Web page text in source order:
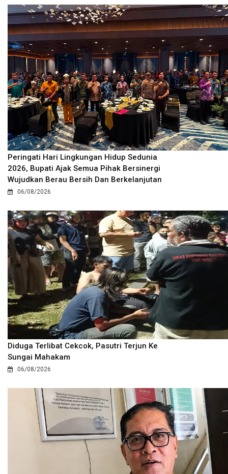
Peringati Hari Lingkungan Hidup Sedunia
2026, Bupati Ajak Semua Pihak Bersinergi
Wujudkan Berau Bersih Dan Berkelanjutan
06/08/2026
Diduga Terlibat Cekcok, Pasutri Terjun Ke
Sungai Mahakam
06/08/2026